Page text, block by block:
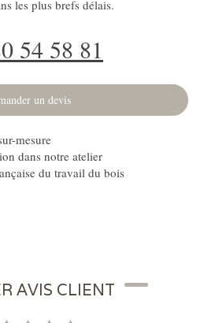
les plus brefs délais.
54 58 81
un devis
mesure
dans notre atelier
du travail du bois
AVIS CLIENT